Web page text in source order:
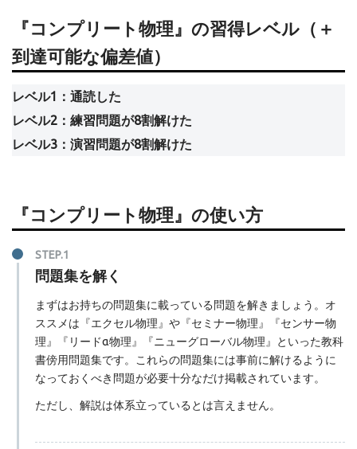
『コンプリート物理』の習得レベル （＋
到達可能な偏差値）
レベル1：通読した
レベル2：練習問題が8割解けた
レベル3：演習問題が8割解けた
『コンプリート物理』の使い方
問題集を解く
まずはお持ちの問題集に載っている問題を解きましょう。オ
ススメは『エクセル物理』や『セミナー物理』『センサー物
理』『リードα物理』『ニューグローバル物理』といった教科
書傍用問題集です。これらの問題集には事前に解けるように
なっておくべき問題が必要十分なだけ掲載されています。
ただし、解説は体系立っているとは言えません。